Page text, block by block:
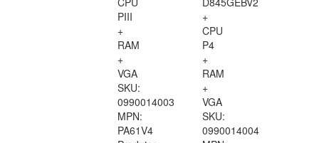
PIII
+
RAM
+
VGA
SKU:
0990014003
MPN:
PA61V4
+
CPU
P4
+
RAM
+
VGA
SKU:
0990014004